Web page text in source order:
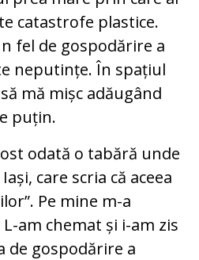
catastrofe plastice.
fel de gospodărire a
neputințe. În spațiul
mă mișc adăugând
puțin.
odată o tabără unde
care scria că aceea
Pe mine m-a
am chemat și i-am zis
de gospodărire a